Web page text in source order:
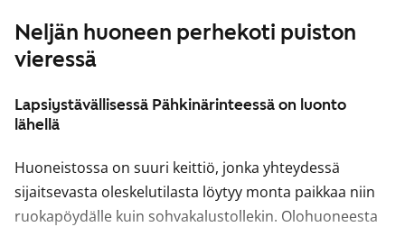
Neljän huoneen perhekoti puiston
vieressä
Lapsiystävällisessä Pähkinärinteessä on luonto
lähellä
Huoneistossa on suuri keittiö, jonka yhteydessä
sijaitsevasta oleskelutilasta löytyy monta paikkaa niin
ruokapöydälle kuin sohvakalustollekin. Olohuoneesta